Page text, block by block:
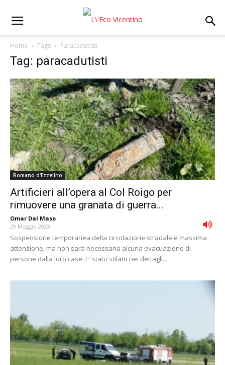
Home Tags Paracadutisti
Tag: paracadutisti
Romano d'Ezzelino
Artificieri all’opera al Col Roigo per
rimuovere una granata di guerra...
Omar Dal Maso -
29 Maggio 2023
Sospensione temporanea della circolazione stradale e massima
attenzione, ma non sarà necessaria alcuna evacuazione di
persone dalla loro case. E' stato stilato nei dettagli...